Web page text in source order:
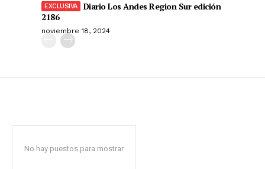
Diario Los Andes Region Sur edición
2186
noviembre 18, 2024
No hay puestos para mostrar